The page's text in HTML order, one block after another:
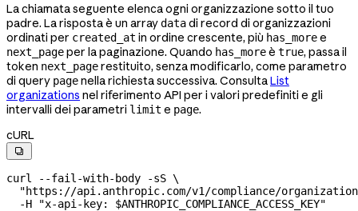
La chiamata seguente elenca ogni organizzazione sotto il tuo
padre. La risposta è un arraydatadi record di organizzazioni
ordinati per created_at in ordine crescente, più has_moree
next_pageper la paginazione. Quando has_moreè true, passa il
token next_pagerestituito, senza modificarlo, come parametro
di query pagenella richiesta successiva. ConsultaList
organizations nel riferimento API per i valori predefiniti e gli
intervalli dei parametri limit e page.
cURL

curl --fail-with-body -sS \
"https://api.anthropic.com/v1/compliance/
  -H
"x-api-key: $ANTHROPIC_COMPLIANCE_ACCESS_KEY"